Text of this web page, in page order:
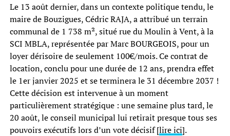
Le 13 août dernier, dans un contexte politique tendu, le
maire de Bouzigues, Cédric RAJA, a attribué un terrain
communal de 1 738 m², situé rue du Moulin à Vent, à la
SCI MBLA, représentée par Marc BOURGEOIS, pour un
loyer dérisoire de seulement 100€/mois. Ce contrat de
location, conclu pour une durée de 12 ans, prendra effet
le 1er janvier 2025 et se terminera le 31 décembre 2037 !
Cette décision est intervenue à un moment
particulièrement stratégique : une semaine plus tard, le
20 août, le conseil municipal lui retirait presque tous ses
pouvoirs exécutifs lors d’un vote décisif [lire ici].